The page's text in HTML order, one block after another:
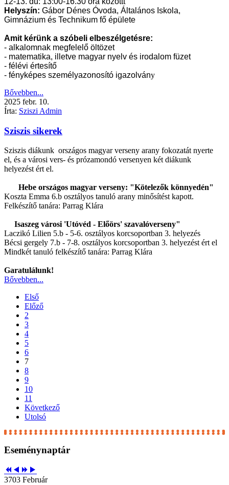
Helyszín: Gábor Dénes Óvoda, Általános Iskola,
Gimnázium és Technikum fő épülete
Amit kérünk a szóbeli elbeszélgetésre:
- alkalomnak megfelelő öltözet
- matematika, illetve magyar nyelv és irodalom füzet
- félévi értesítő
- fényképes személyazonosító igazolvány
Bővebben...
2025 febr. 10.
Írta: Sziszi Admin
Sziszis sikerek
Sziszis diákunk országos magyar verseny arany fokozatát nyerte
el, és a városi vers- és prózamondó versenyen két diákunk
helyezést ért el.
Hebe országos magyar verseny: "Kötelezők könnyedén"
Koszta Emma 6.b osztályos tanuló arany minősítést kapott.
Felkészítő tanára: Parrag Klára
Isaszeg városi 'Utóvéd - Előörs' szavalóverseny"
Laczikó Lilien 5.b - 5-6. osztályos korcsoportban 3. helyezés
Bécsi gergely 7.b - 7-8. osztályos korcsoportban 3. helyezést ért el
Mindkét tanuló felkészítő tanára: Parrag Klára
Garatulálunk!
Bővebben...
Első
Előző
2
3
4
5
6
7
8
9
10
11
Következő
Utolsó
Eseménynaptár
3703 Február